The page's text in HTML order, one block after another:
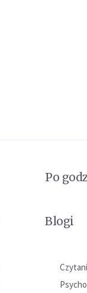
Po
Blogi